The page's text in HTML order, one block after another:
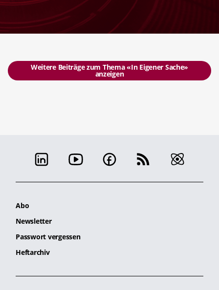
Weitere Beiträge zum Thema «In Eigener Sache»
anzeigen
Abo
Newsletter
Passwort vergessen
Heftarchiv